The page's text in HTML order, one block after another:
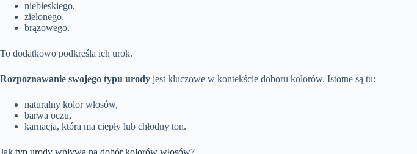
niebieskiego,
zielonego,
brązowego.
To dodatkowo podkreśla ich urok.
Rozpoznawanie swojego typu urody jest kluczowe w kontekście doboru kolorów. Istotne są tu:
naturalny kolor włosów,
barwa oczu,
karnacja, która ma ciepły lub chłodny ton.